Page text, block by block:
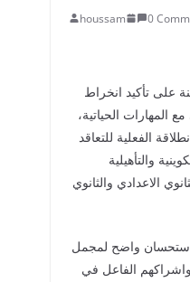
houssam 0
على تأكيد انخراط
المهارات الحياتية،
الفعلية للتعاقد
والتأهيلية
الاعدادي والثانوي
المستويات التعليمية،واستحسان واضح لمجمل
واشراكهم الفاعل في